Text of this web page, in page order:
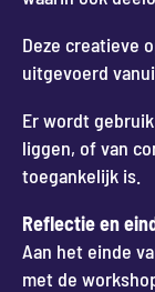
Deze creatieve
uitgevoerd
Er wordt
liggen, of van
toegankelijk is.
Reflectie en
Aan het einde
met de